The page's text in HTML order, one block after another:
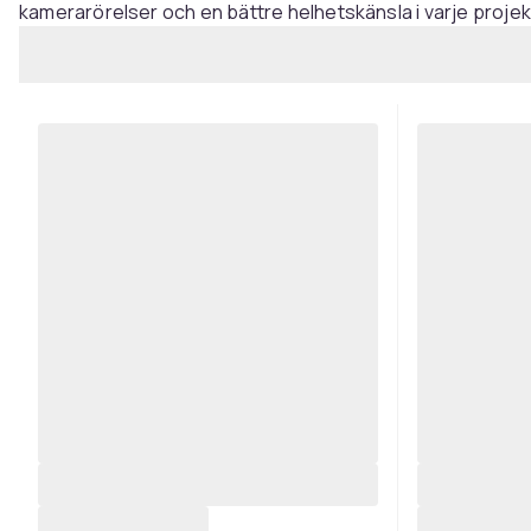
kamerarörelser och en bättre helhetskänsla i varje